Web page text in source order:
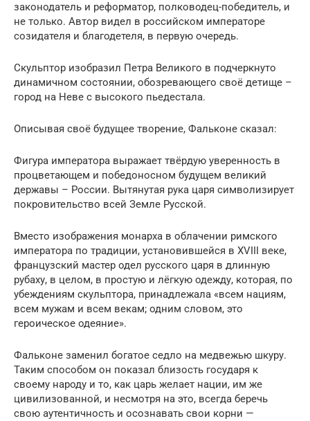
законодатель и реформатор, полководец-победитель, и
не только. Автор видел в российском императоре
созидателя и благодетеля, в первую очередь.
Скульптор изобразил Петра Великого в подчеркнуто
динамичном состоянии, обозревающего своё детище –
город на Неве с высокого пьедестала.
Описывая своё будущее творение, Фальконе сказал:
Фигура императора выражает твёрдую уверенность в
процветающем и победоносном будущем великий
державы – России. Вытянутая рука царя символизирует
покровительство всей Земле Русской.
Вместо изображения монарха в облачении римского
императора по традиции, установившейся в XVIII веке,
французский мастер одел русского царя в длинную
рубаху, в целом, в простую и лёгкую одежду, которая, по
убеждениям скульптора, принадлежала «всем нациям,
всем мужам и всем векам; одним словом, это
героическое одеяние».
Фальконе заменил богатое седло на медвежью шкуру.
Таким способом он показал близость государя к
своему народу и то, как царь желает нации, им же
цивилизованной, и несмотря на это, всегда беречь
свою аутентичность и осознавать свои корни —